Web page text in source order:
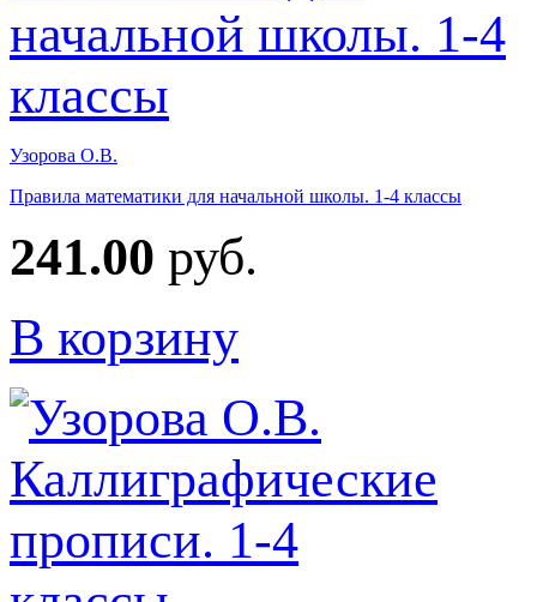
Узорова О.В.
Правила математики для начальной школы. 1-4 классы
241.00 руб.
В корзину